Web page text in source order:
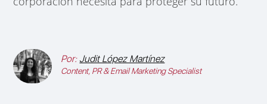
Por: Judit López Martínez
Content, PR & Email Marketing Specialist